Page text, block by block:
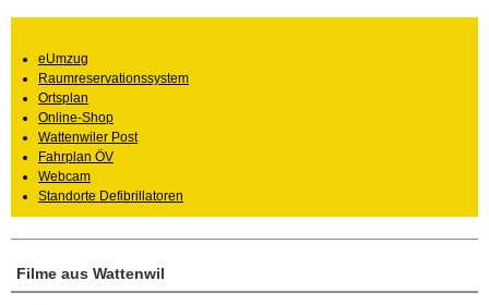
Filme aus Wattenwil
eUmzug
Raumreservationssystem
Ortsplan
Online-Shop
Wattenwiler Post
Fahrplan ÖV
Webcam
Standorte Defibrillatoren